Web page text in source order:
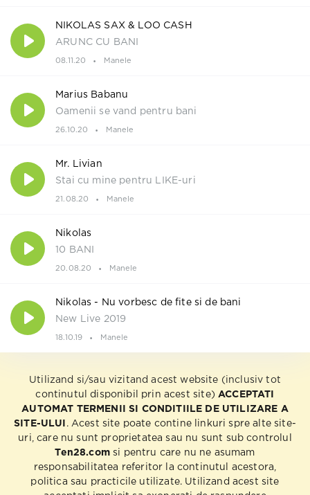
NIKOLAS SAX & LOO CASH
ARUNC CU BANI
08.11.20 Manele
Marius Babanu
Oamenii se vand pentru bani
26.10.20 Manele
Mr. Livian
Stai cu mine pentru LIKE-uri
21.08.20 Manele
Nikolas
10 BANI
20.08.20 Manele
Nikolas - Nu vorbesc de fite si de bani
New Live 2019
18.10.19 Manele
Utilizand si/sau vizitand acest website (inclusiv tot
continutul disponibil prin acest site) ACCEPTATI
AUTOMAT TERMENII SI CONDITIILE DE UTILIZARE A
SITE-ULUI
. Acest site poate contine linkuri spre alte site-
uri, care nu sunt proprietatea sau nu sunt sub controlul
Ten28.comsi pentru care nu ne asumam
responsabilitatea referitor la continutul acestora,
politica sau practicile utilizate. Utilizand acest site